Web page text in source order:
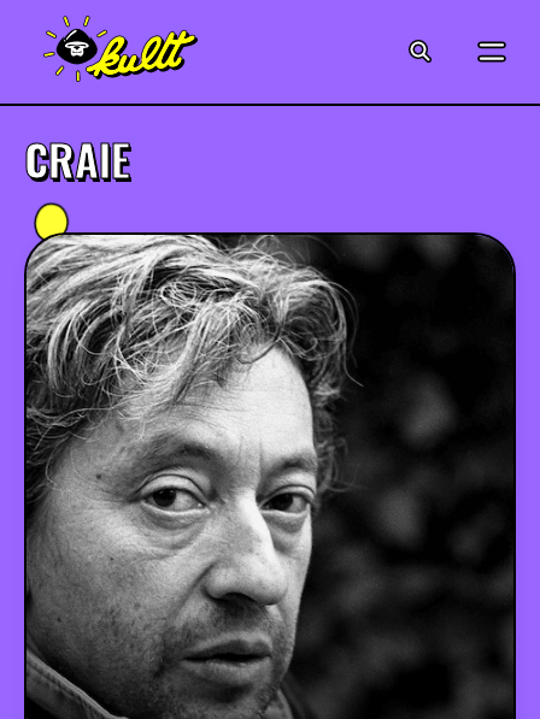
MUSIQUE
CRÉATION
ART
JEUX-VIDÉO
VINTAGE
PEOPLE
FOOD
CRAIE